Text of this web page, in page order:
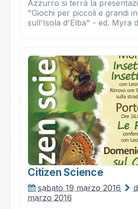
Azzurro si terrà la
"Giochi per piccoli e grandi
sull'Isola d'Elba" - ed. Myra
Citizen Science
sabato 19 marzo 2016
marzo 2016